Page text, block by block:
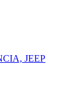
JEEP